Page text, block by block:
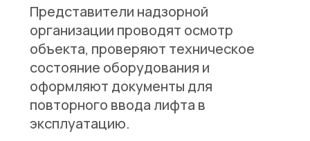
Представители надзорной
организации проводят осмотр
объекта, проверяют техническое
состояние оборудования и
оформляют документы для
повторного ввода лифта в
эксплуатацию.